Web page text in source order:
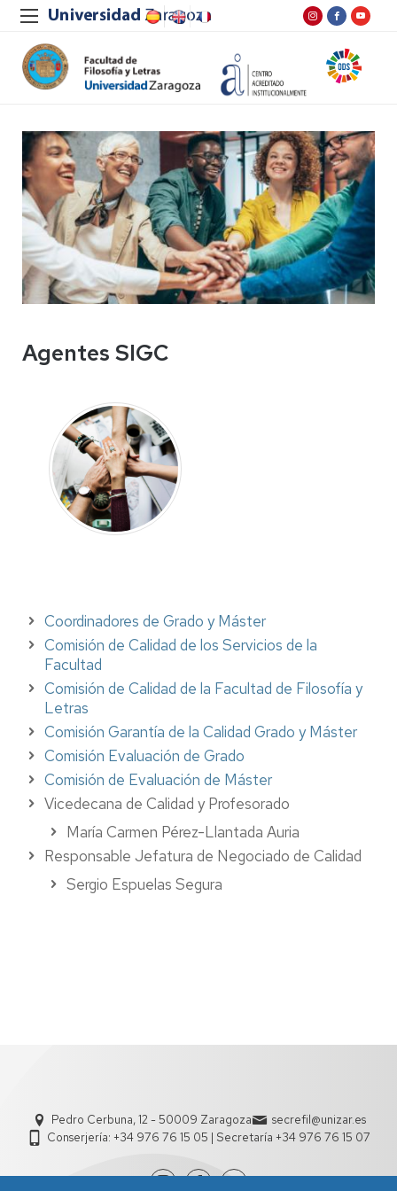
Agentes SIGC
Coordinadores de Grado y Máster
Comisión de Calidad de los Servicios de la
Facultad
Comisión de Calidad de la Facultad de Filosofía y
Letras
Comisión Garantía de la Calidad Grado y Máster
Comisión Evaluación de Grado
Comisión de Evaluación de Máster
Vicedecana de Calidad y Profesorado
María Carmen Pérez-Llantada Auria
Responsable Jefatura de Negociado de Calidad
Sergio Espuelas Segura
Pedro Cerbuna, 12 - 50009 Zaragoza
secrefil@unizar.es
Conserjería: +34 976 76 15 05 | Secretaría +34 976 76 15 07